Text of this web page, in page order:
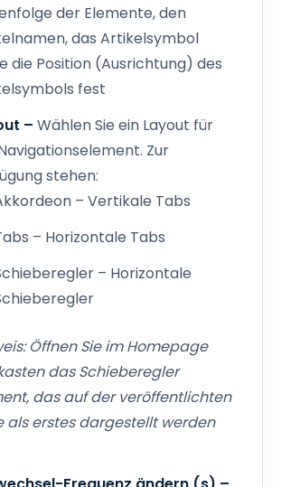
der Elemente, den
das Artikelsymbol
die Position (Ausrichtung) des
fest
– Wählen Sie ein Layout für
Zur
stehen:
– Vertikale Tabs
– Horizontale Tabs
– Horizontale
Öffnen Sie im Homepage
das Schieberegler
dasauf der veröffentlichten
als erstes dargestellt werden